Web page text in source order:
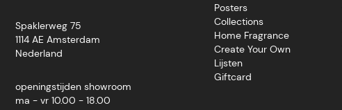
Spaklerweg 75
1114 AE Amsterdam
Nederland
openingstijden showroom
ma - vr 10.00 - 18.00
Posters
Collections
Home Fragrance
Create Your Own
Lijsten
Giftcard